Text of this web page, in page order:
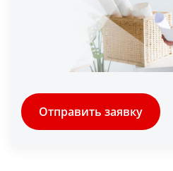
Отправить заявку